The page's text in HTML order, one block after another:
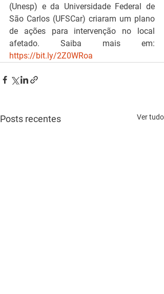
(Unesp) e da Universidade Federal de
São Carlos (UFSCar) criaram um plano
de ações para intervenção no local
https://bit.ly/2Z0WRoa
Posts recentes Ver tudo